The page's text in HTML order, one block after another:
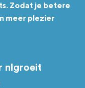
Zodat je betere
meer plezier
nlgroeit